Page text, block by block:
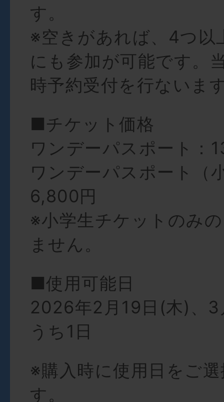
す。
※空きがあれば、4つ以
にも参加が可能です。
時予約受付を行ないま
■チケット価格
ワンデーパスポート：
ワンデーパスポート（
6,800円
※小学生チケットのみ
ません。
■使用可能日
2026年2月19日(木)、
うち1日
※購入時に使用日をご
す。